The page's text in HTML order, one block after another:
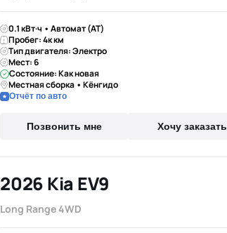
0.1 кВт·ч • Автомат (AT)
Пробег: 4к км
Тип двигателя: Электро
Мест: 6
Состояние: Как новая
Местная сборка • Кёнгидо
Отчёт по авто
Позвонить мне Хочу заказать
2026 Kia EV9
Long Range 4WD